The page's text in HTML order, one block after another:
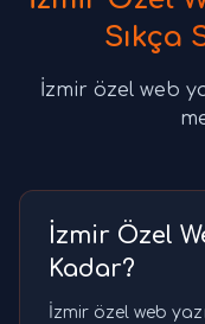
Sıkça
İzmir özel web
İzmir Özel
Kadar?
İzmir özel web